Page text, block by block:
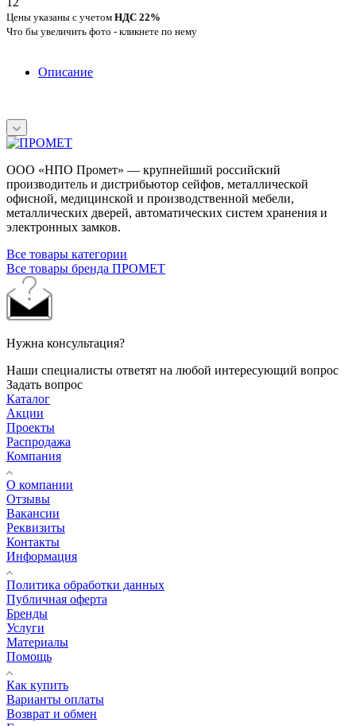
Цены указаны с учетом НДС 22%
Что бы увеличить фото - кликнете по нему
Описание
ООО «НПО Промет» — крупнейший российский
производитель и дистрибьютор сейфов, металлической
офисной, медицинской и производственной мебели,
металлических дверей, автоматических систем хранения и
электронных замков.
Все товары категории
Все товары бренда ПРОМЕТ
Нужна консультация?
Наши специалисты ответят на любой интересующий вопрос
Задать вопрос
Каталог
Акции
Проекты
Распродажа
Компания
О компании
Отзывы
Вакансии
Реквизиты
Контакты
Информация
Политика обработки данных
Публичная оферта
Бренды
Услуги
Материалы
Помощь
Как купить
Варианты оплаты
Возврат и обмен